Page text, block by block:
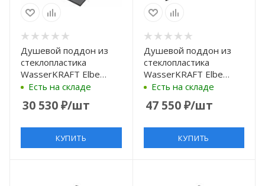
Душевой поддон из
стеклопластика
WasserKRAFT Elbe
80×80 74T02 черный
Есть на складе
30 530₽/шт
КУПИТЬ
Душевой поддон из
стеклопластика
WasserKRAFT Elbe
140×100 74T37
Есть на складе
47 550₽/шт
КУПИТЬ